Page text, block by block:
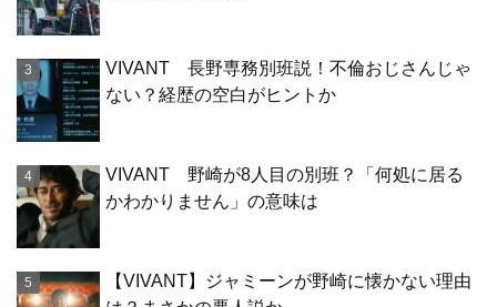
VIVANT 長野専務別班説！不倫おじさんじゃ
ない？経歴の空白がヒントか
VIVANT 野崎が8人目の別班？「何処に居る
かわかりません」の意味は
【VIVANT】ジャミーンが野崎に懐かない理由